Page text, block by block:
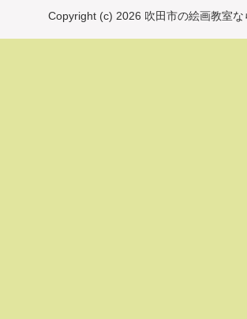
Copyright (c) 2026 吹田市の絵画教室